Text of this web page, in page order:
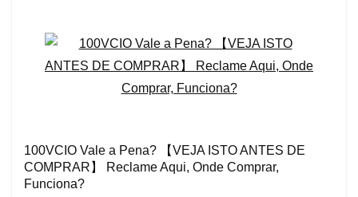
100VCIO Vale a Pena? 【VEJA ISTO ANTES DE
COMPRAR】 Reclame Aqui, Onde Comprar,
Funciona?